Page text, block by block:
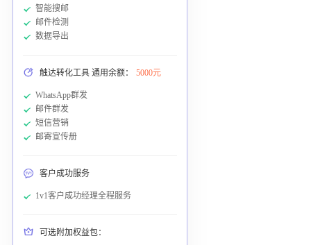
智能搜邮
邮件检测
数据导出
触达转化工具 通用余额： 5000元
WhatsApp群发
邮件群发
短信营销
邮寄宣传册
客户成功服务
1v1客户成功经理全程服务
可选附加权益包：